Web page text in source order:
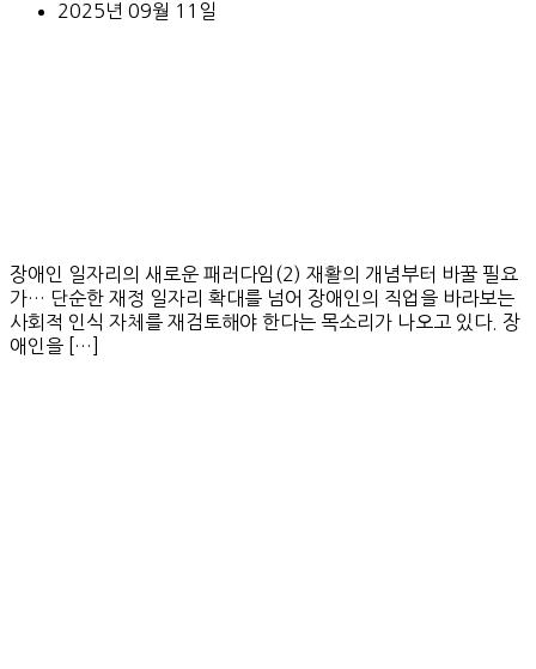
2025년 09월 11일
장애인 일자리의 새로운 패러다임(2) 재활의 개념부터 바꿀 필요
가… 단순한 재정 일자리 확대를 넘어 장애인의 직업을 바라보는
사회적 인식 자체를 재검토해야 한다는 목소리가 나오고 있다. 장
애인을 […]